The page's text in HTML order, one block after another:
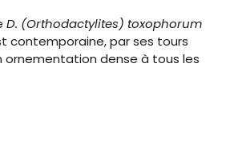
D. (Orthodactylites) toxophorum
contemporaine, par ses tours
ornementation dense à tous les